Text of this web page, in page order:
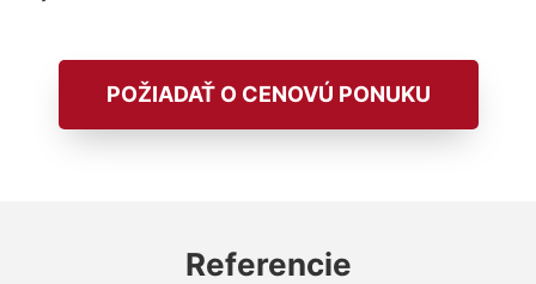
POŽIADAŤ O CENOVÚ PONUKU
Referencie